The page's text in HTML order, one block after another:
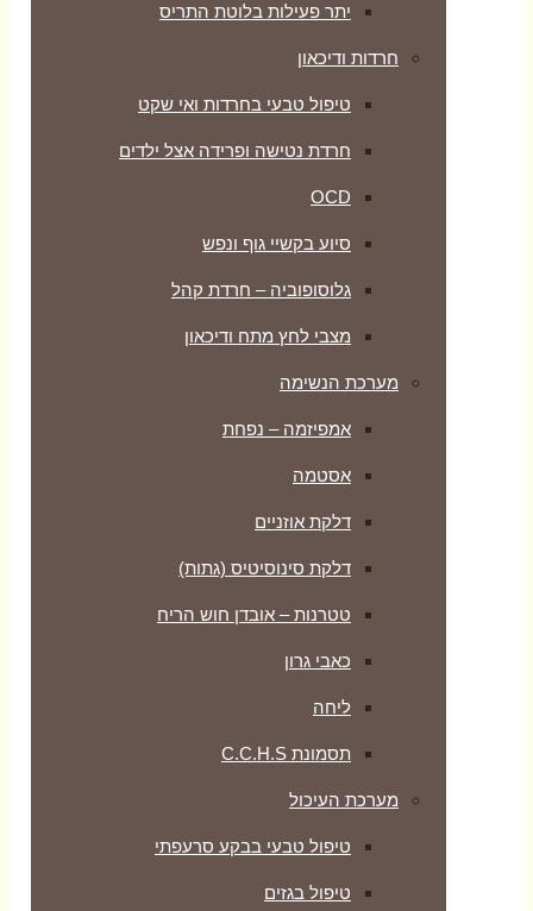
יתר פעילות בלוטת התריס
חרדות ודיכאון
טיפול טבעי בחרדות ואי שקט
חרדת נטישה ופרידה אצל ילדים
OCD
סיוע בקשיי גוף ונפש
גלוסופוביה – חרדת קהל
מצבי לחץ מתח ודיכאון
מערכת הנשימה
אמפיזמה – נפחת
אסטמה
דלקת אוזניים
דלקת סינוסיטיס (גתות)
טטרנות – אובדן חוש הריח
כאבי גרון
ליחה
תסמונת C.C.H.S
מערכת העיכול
טיפול טבעי בבקע סרעפתי
טיפול בגזים